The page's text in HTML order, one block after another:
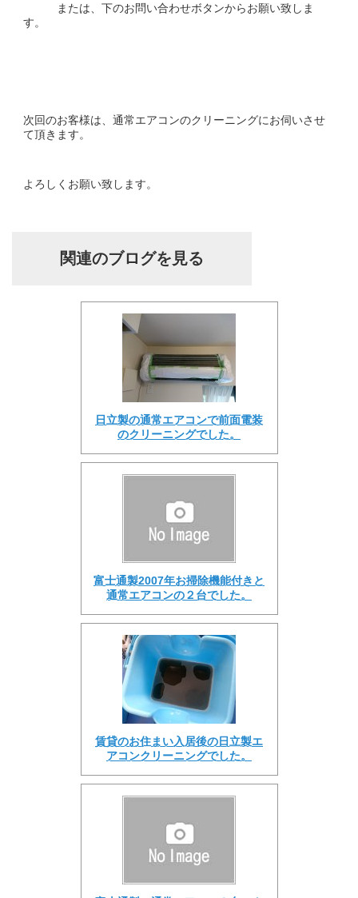
または、下のお問い合わせボタンからお願い致しま
す。
次回のお客様は、通常エアコンのクリーニングにお伺いさせ
て頂きます。
よろしくお願い致します。
関連のブログを見る
日立製の通常エアコンで前面電装
のクリーニングでした。
富士通製2007年お掃除機能付きと
通常エアコンの２台でした。
賃貸のお住まい入居後の日立製エ
アコンクリーニングでした。